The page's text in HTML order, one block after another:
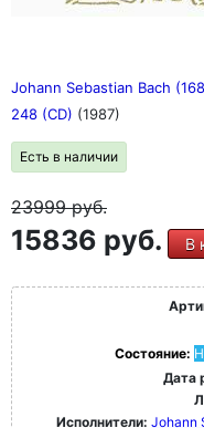
Johann Sebastian Bach
248 (CD) (1987)
Есть в наличии
23999руб.
15836 руб. В
Состояние:
Дата
Исполнители: Johann